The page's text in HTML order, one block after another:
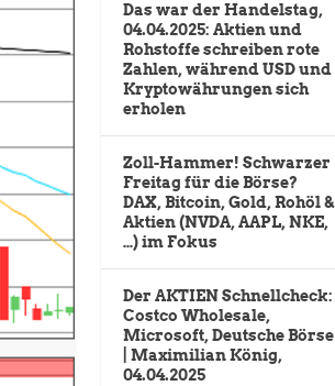
Das war der Handelstag,
04.04.2025: Aktien und
Rohstoffe schreiben rote
Zahlen, während USD und
Kryptowährungen sich
erholen
Zoll-Hammer! Schwarzer
Freitag für die Börse?
DAX, Bitcoin, Gold, Rohöl &
Aktien (NVDA, AAPL, NKE,
…) im Fokus
Der AKTIEN Schnellcheck:
Costco Wholesale,
Microsoft, Deutsche Börse
| Maximilian König,
04.04.2025